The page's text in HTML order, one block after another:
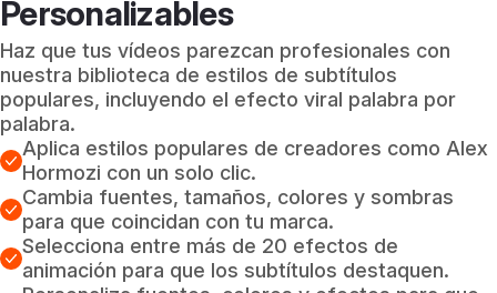
Personalizables
Haz que tus vídeos parezcan profesionales con
nuestra biblioteca de estilos de subtítulos
populares, incluyendo el efecto viral palabra por
palabra.
Aplica estilos populares de creadores como Alex
Hormozi con un solo clic.
Cambia fuentes, tamaños, colores y sombras
para que coincidan con tu marca.
Selecciona entre más de 20 efectos de
animación para que los subtítulos destaquen.